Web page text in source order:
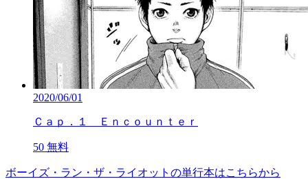
2020/06/01
Ｃａｐ．１ Ｅｎｃｏｕｎｔｅｒ
50 無料
ボーイズ・ラン・ザ・ライオットの単行本はこちらから